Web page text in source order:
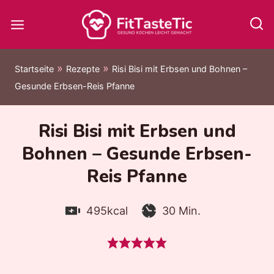
Inhalt
Startseite » Rezepte » Risi Bisi mit Erbsen und Bohnen –
Gesunde Erbsen-Reis Pfanne
Risi Bisi mit Erbsen und
Bohnen – Gesunde Erbsen-
Reis Pfanne
Kalorien:
495kcal Zubereitungszeit:
30Minuten
Min.